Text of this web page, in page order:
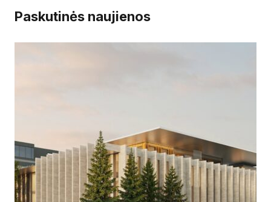
Paskutinės naujienos